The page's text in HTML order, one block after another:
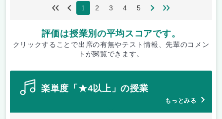
1 2 3 4 5
評価は授業別の平均スコアです。
クリックすることで出席の有無やテスト情報、先輩のコメン
トが閲覧できます。
楽単度「★4以上」の授業
もっとみる